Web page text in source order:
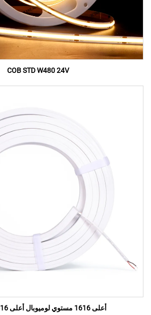
COB STD W480 24V
أعلى 1616 مستوي لوميوبال أعلى 1616 مستوي